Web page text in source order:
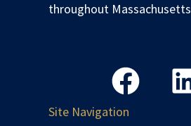
throughout Massachusetts
Site Navigation